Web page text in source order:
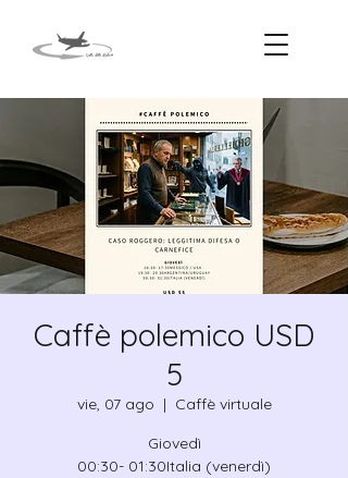
Caffè polemico USD
5
vie, 07 ago
  |
Caffè virtuale
Giovedì
00:30- 01:30Italia (venerdì)